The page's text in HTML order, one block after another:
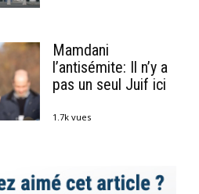
Mamdani
l’antisémite: Il n’y a
pas un seul Juif ici
1.7k vues